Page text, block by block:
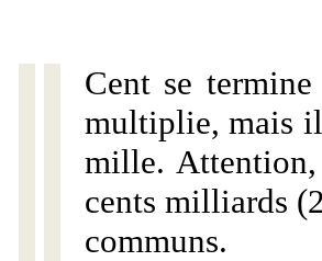
Cent se
multiplie, mais il
mille.
cents milliards
communs.